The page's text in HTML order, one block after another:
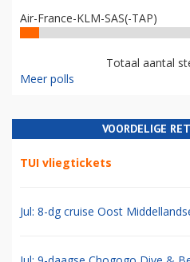
Air-France-KLM-SAS(-TAP)
Totaal aantal
Meer polls
VOORDELIGE
TUI vliegtickets
Jul: 8-dg cruise Oost